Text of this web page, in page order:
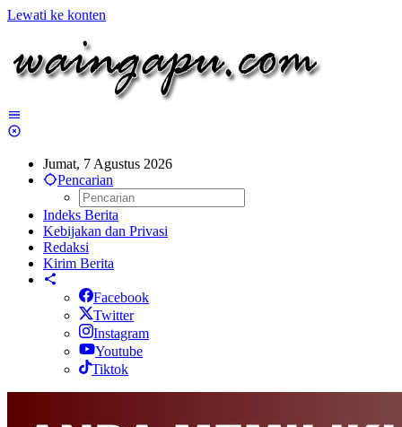
Lewati ke konten
Jumat, 7 Agustus 2026
Pencarian
Indeks Berita
Kebijakan dan Privasi
Redaksi
Kirim Berita
Facebook
Twitter
Instagram
Youtube
Tiktok